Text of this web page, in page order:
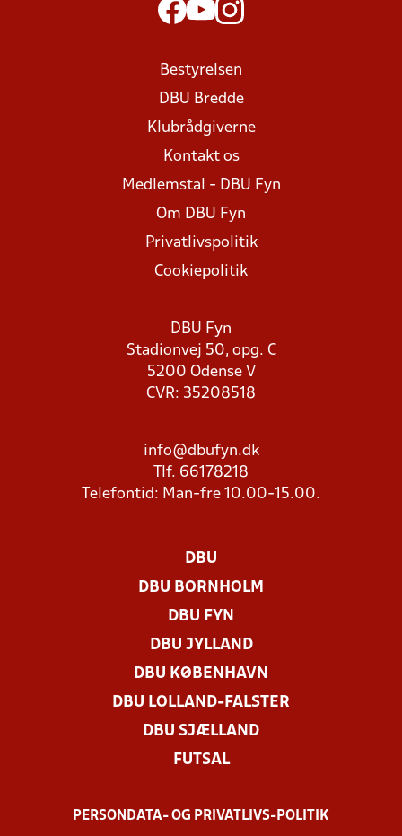
Bestyrelsen
DBU Bredde
Klubrådgiverne
Kontakt os
Medlemstal - DBU Fyn
Om DBU Fyn
Privatlivspolitik
Cookiepolitik
DBU Fyn
Stadionvej 50, opg. C
5200 Odense V
CVR: 35208518
info@dbufyn.dk
Tlf. 66178218
Telefontid: Man-fre 10.00-15.00.
DBU
DBU BORNHOLM
DBU FYN
DBU JYLLAND
DBU KØBENHAVN
DBU LOLLAND-FALSTER
DBU SJÆLLAND
FUTSAL
PERSONDATA- OG PRIVATLIVS-POLITIK